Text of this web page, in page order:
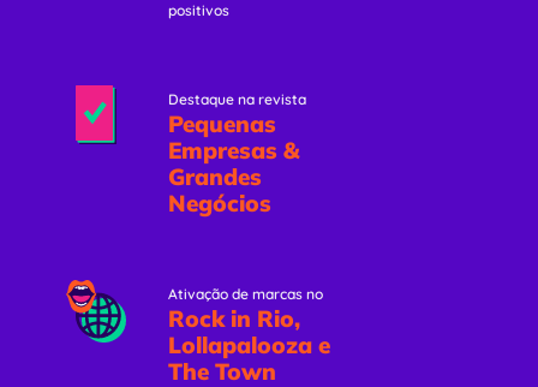
positivos
Destaque na revista
Pequenas
Empresas &
Grandes
Negócios
Ativação de marcas no
Rock in Rio,
Lollapalooza e
The Town